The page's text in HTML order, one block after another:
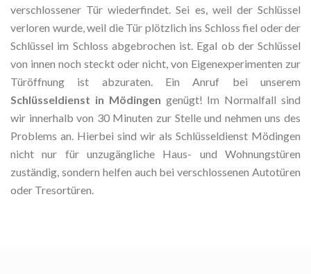
verschlossener Tür wiederfindet. Sei es, weil der Schlüssel
verloren wurde, weil die Tür plötzlich ins Schloss fiel oder der
Schlüssel im Schloss abgebrochen ist. Egal ob der Schlüssel
von innen noch steckt oder nicht, von Eigenexperimenten zur
Türöffnung ist abzuraten. Ein Anruf bei unserem
Schlüsseldienst in Mödingen genügt! Im Normalfall sind
wir innerhalb von 30 Minuten zur Stelle und nehmen uns des
Problems an. Hierbei sind wir als Schlüsseldienst Mödingen
nicht nur für unzugängliche Haus- und Wohnungstüren
zuständig, sondern helfen auch bei verschlossenen Autotüren
oder Tresortüren.